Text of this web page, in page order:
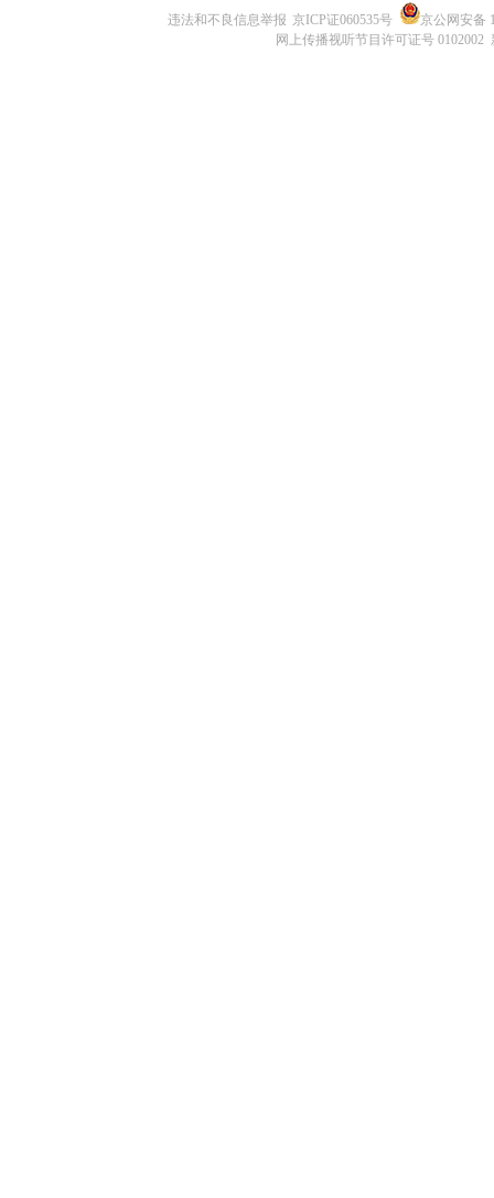
违法和不良信息举报 京ICP证060535号
京公网安备
网上传播视听节目许可证号 0102002